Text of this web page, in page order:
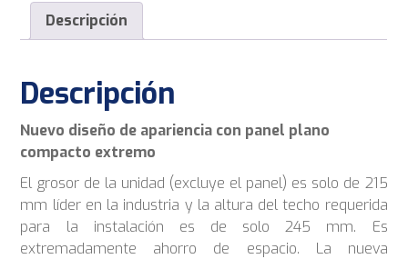
Descripción
Descripción
Nuevo diseño de apariencia con panel plano
compacto extremo
El grosor de la unidad (excluye el panel) es solo de 215
mm líder en la industria y la altura del techo requerida
para la instalación es de solo 245 mm. Es
extremadamente ahorro de espacio. La nueva